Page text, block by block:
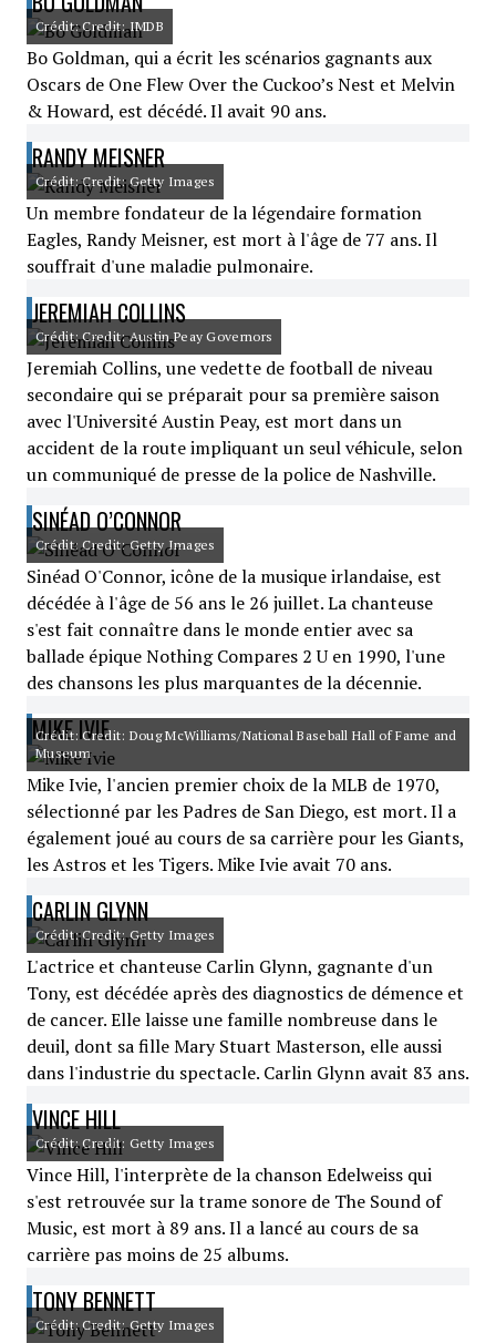
Crédit: Credit: IMDB
Bo Goldman, qui a écrit les scénarios gagnants aux
Oscars de One Flew Over the Cuckoo’s Nest et Melvin
& Howard, est décédé. Il avait 90 ans.
RANDY MEISNER
Crédit: Credit: Getty Images
Un membre fondateur de la légendaire formation
Eagles, Randy Meisner, est mort à l'âge de 77 ans. Il
souffrait d'une maladie pulmonaire.
JEREMIAH COLLINS
Crédit: Credit: Austin Peay Governors
Jeremiah Collins, une vedette de football de niveau
secondaire qui se préparait pour sa première saison
avec l'Université Austin Peay, est mort dans un
accident de la route impliquant un seul véhicule, selon
un communiqué de presse de la police de Nashville.
SINÉAD O’CONNOR
Crédit: Credit: Getty Images
Sinéad O'Connor, icône de la musique irlandaise, est
décédée à l'âge de 56 ans le 26 juillet. La chanteuse
s'est fait connaître dans le monde entier avec sa
ballade épique Nothing Compares 2 U en 1990, l'une
des chansons les plus marquantes de la décennie.
MIKE IVIE
Crédit: Credit: Doug McWilliams/National Baseball Hall of Fame and
Museum
Mike Ivie, l'ancien premier choix de la MLB de 1970,
sélectionné par les Padres de San Diego, est mort. Il a
également joué au cours de sa carrière pour les Giants,
les Astros et les Tigers. Mike Ivie avait 70 ans.
CARLIN GLYNN
Crédit: Credit: Getty Images
L'actrice et chanteuse Carlin Glynn, gagnante d'un
Tony, est décédée après des diagnostics de démence et
de cancer. Elle laisse une famille nombreuse dans le
deuil, dont sa fille Mary Stuart Masterson, elle aussi
dans l'industrie du spectacle. Carlin Glynn avait 83 ans.
VINCE HILL
Crédit: Credit: Getty Images
Vince Hill, l'interprète de la chanson Edelweiss qui
s'est retrouvée sur la trame sonore de The Sound of
Music, est mort à 89 ans. Il a lancé au cours de sa
carrière pas moins de 25 albums.
TONY BENNETT
Crédit: Credit: Getty Images